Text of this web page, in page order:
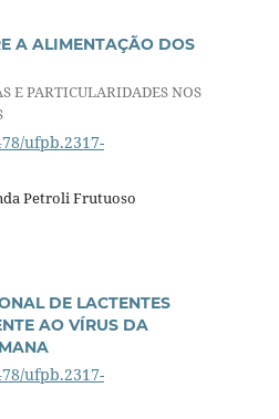
A ALIMENTAÇÃO DOS
E PARTICULARIDADES NOS
ufpb.2317-
Petroli Frutuoso
DE LACTENTES
AO VÍRUS DA
ufpb.2317-